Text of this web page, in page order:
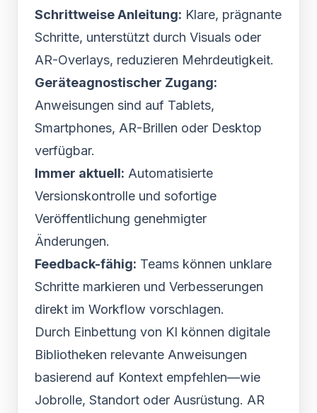
Schrittweise Anleitung: Klare, prägnante
Schritte, unterstützt durch Visuals oder
AR-Overlays, reduzieren Mehrdeutigkeit.
Geräteagnostischer Zugang:
Anweisungen sind auf Tablets,
Smartphones, AR-Brillen oder Desktop
verfügbar.
Immer aktuell: Automatisierte
Versionskontrolle und sofortige
Veröffentlichung genehmigter
Änderungen.
Feedback-fähig: Teams können unklare
Schritte markieren und Verbesserungen
direkt im Workflow vorschlagen.
Durch Einbettung von KI können digitale
Bibliotheken relevante Anweisungen
basierend auf Kontext empfehlen—wie
Jobrolle, Standort oder Ausrüstung. AR